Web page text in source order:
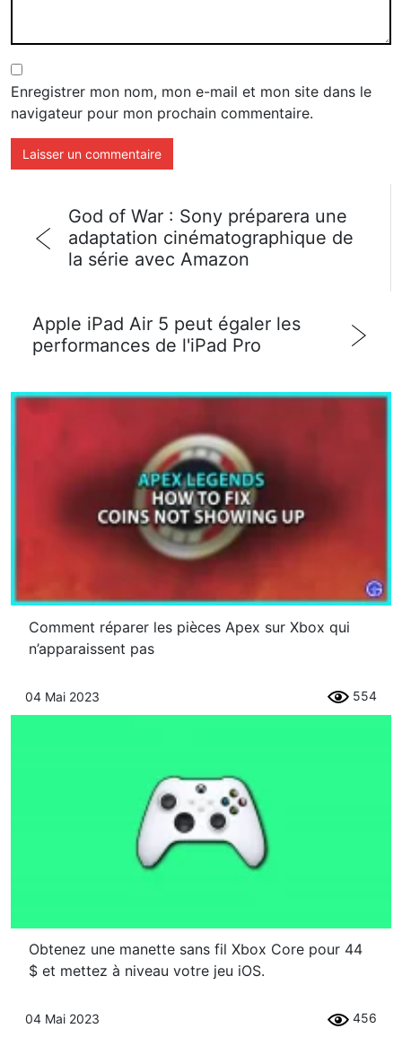
Enregistrer mon nom, mon e-mail et mon site dans le
navigateur pour mon prochain commentaire.
God of War : Sony préparera une
adaptation cinématographique de
la série avec Amazon
Apple iPad Air 5 peut égaler les
performances de l'iPad Pro
Comment réparer les pièces Apex sur Xbox qui
n’apparaissent pas
04 Mai 2023 554
Obtenez une manette sans fil Xbox Core pour 44
$ et mettez à niveau votre jeu iOS.
04 Mai 2023 456